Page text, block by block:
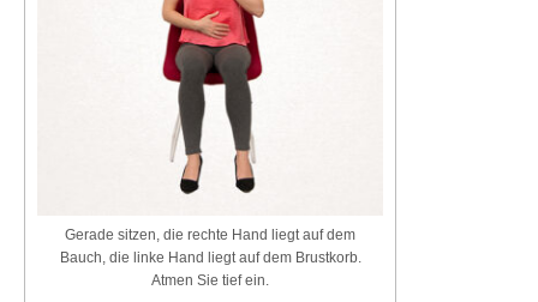
Gerade sitzen, die rechte Hand liegt auf dem
Bauch, die linke Hand liegt auf dem Brustkorb.
Atmen Sie tief ein.